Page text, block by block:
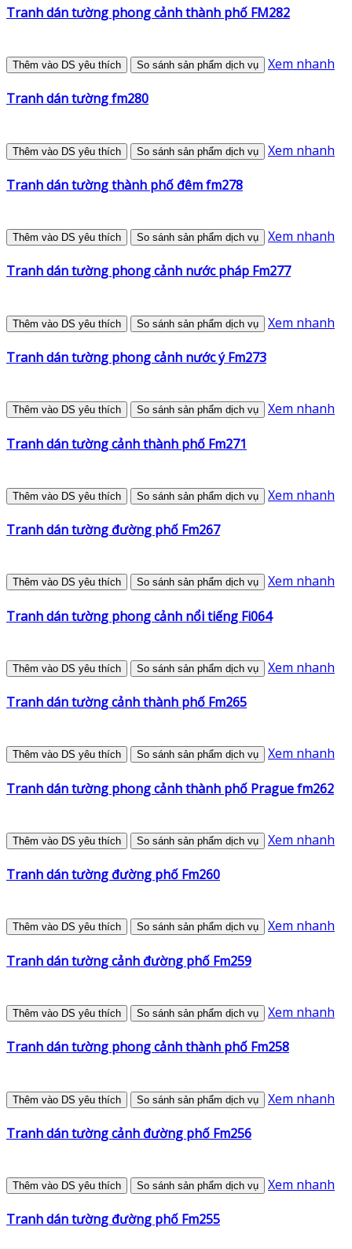
Tranh dán tường phong cảnh thành phố FM282
Thêm vào DS yêu thích So sánh sản phẩm dịch vụ Xem nhanh
Tranh dán tường fm280
Thêm vào DS yêu thích So sánh sản phẩm dịch vụ Xem nhanh
Tranh dán tường thành phố đêm fm278
Thêm vào DS yêu thích So sánh sản phẩm dịch vụ Xem nhanh
Tranh dán tường phong cảnh nước pháp Fm277
Thêm vào DS yêu thích So sánh sản phẩm dịch vụ Xem nhanh
Tranh dán tường phong cảnh nước ý Fm273
Thêm vào DS yêu thích So sánh sản phẩm dịch vụ Xem nhanh
Tranh dán tường cảnh thành phố Fm271
Thêm vào DS yêu thích So sánh sản phẩm dịch vụ Xem nhanh
Tranh dán tường đường phố Fm267
Thêm vào DS yêu thích So sánh sản phẩm dịch vụ Xem nhanh
Tranh dán tường phong cảnh nổi tiếng Fi064
Thêm vào DS yêu thích So sánh sản phẩm dịch vụ Xem nhanh
Tranh dán tường cảnh thành phố Fm265
Thêm vào DS yêu thích So sánh sản phẩm dịch vụ Xem nhanh
Tranh dán tường phong cảnh thành phố Prague fm262
Thêm vào DS yêu thích So sánh sản phẩm dịch vụ Xem nhanh
Tranh dán tường đường phố Fm260
Thêm vào DS yêu thích So sánh sản phẩm dịch vụ Xem nhanh
Tranh dán tường cảnh đường phố Fm259
Thêm vào DS yêu thích So sánh sản phẩm dịch vụ Xem nhanh
Tranh dán tường phong cảnh thành phố Fm258
Thêm vào DS yêu thích So sánh sản phẩm dịch vụ Xem nhanh
Tranh dán tường cảnh đường phố Fm256
Thêm vào DS yêu thích So sánh sản phẩm dịch vụ Xem nhanh
Tranh dán tường đường phố Fm255